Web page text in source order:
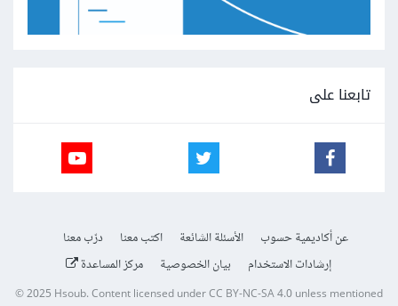
تابعنا على
عن أكاديمية حسوب الأسئلة الشائعة اكتب معنا
درّب معنا
إرشادات الاستخدام
بيان الخصوصية مركز المساعدة
© 2025Hsoub.Content licensed underCC BY-NC-SA 4.0unless mentioned